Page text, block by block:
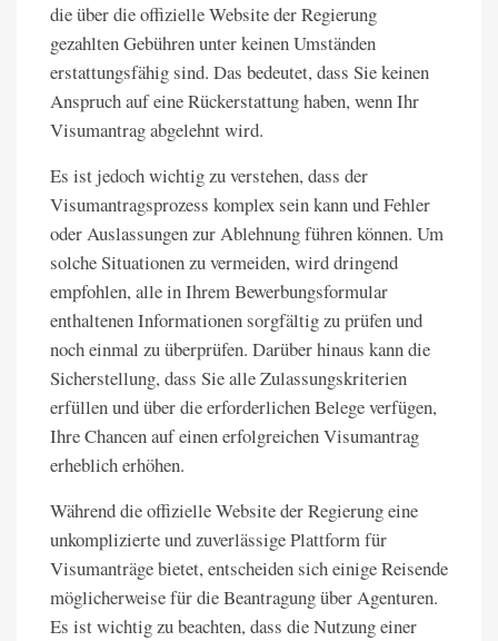
die über die offizielle Website der Regierung
gezahlten Gebühren unter keinen Umständen
erstattungsfähig sind. Das bedeutet, dass Sie keinen
Anspruch auf eine Rückerstattung haben, wenn Ihr
Visumantrag abgelehnt wird.
Es ist jedoch wichtig zu verstehen, dass der
Visumantragsprozess komplex sein kann und Fehler
oder Auslassungen zur Ablehnung führen können. Um
solche Situationen zu vermeiden, wird dringend
empfohlen, alle in Ihrem Bewerbungsformular
enthaltenen Informationen sorgfältig zu prüfen und
noch einmal zu überprüfen. Darüber hinaus kann die
Sicherstellung, dass Sie alle Zulassungskriterien
erfüllen und über die erforderlichen Belege verfügen,
Ihre Chancen auf einen erfolgreichen Visumantrag
erheblich erhöhen.
Während die offizielle Website der Regierung eine
unkomplizierte und zuverlässige Plattform für
Visumanträge bietet, entscheiden sich einige Reisende
möglicherweise für die Beantragung über Agenturen.
Es ist wichtig zu beachten, dass die Nutzung einer